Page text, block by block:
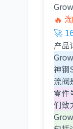
🔥
🚀
产品
神钢
流阀
零件
们致